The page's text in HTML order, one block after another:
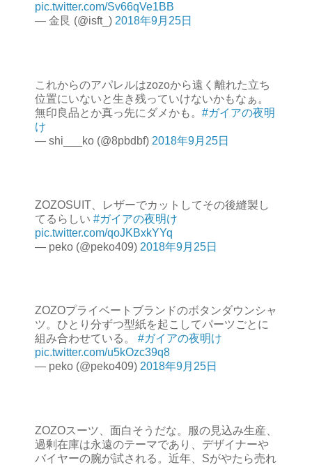
pic.twitter.com/Sv66qVe1BB
— 金艮 (@isft_) 2018年9月25日
これからのアパレルはzozoから遠く離れた立ち
位置にいないと生き残っていけないかもなぁ。
無印良品とか真っ先にダメかも。 #ガイアの夜明
け
— shi___ko (@8pbdbf) 2018年9月25日
ZOZOSUIT、レザーでカットしてその後縫製し
てるらしい #ガイアの夜明け
pic.twitter.com/qoJKBxkYYq
— peko (@peko409) 2018年9月25日
ZOZOプライベートブランドのボタンダウンシャ
ツ。ひとり分ずつ型紙を起こしてパーツごとに
組み合わせている。 #ガイアの夜明け
pic.twitter.com/u5kOzc39q8
— peko (@peko409) 2018年9月25日
ZOZOスーツ、面白そうだな。服の見込み生産、
過剰在庫は永遠のテーマであり、デザイナーや
バイヤーの腕が試される。近年、Sがやたら売れ